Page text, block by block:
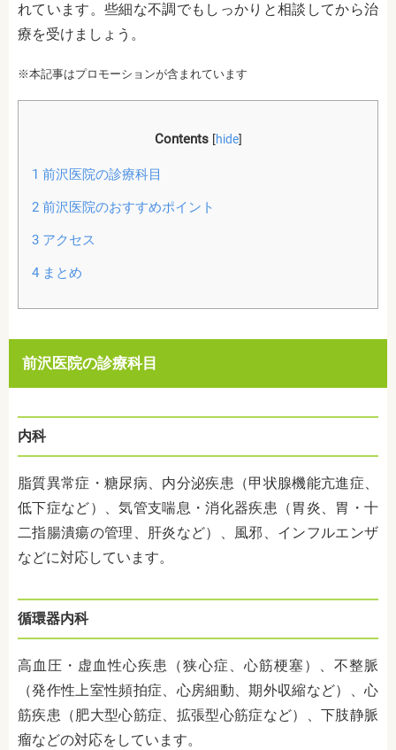
れています。些細な不調でもしっかりと相談してから治
療を受けましょう。
※本記事はプロモーションが含まれています
Contents [hide]
1 前沢医院の診療科目
2前沢医院のおすすめポイント
3アクセス
4まとめ
前沢医院の診療科目
内科
脂質異常症・糖尿病、内分泌疾患（甲状腺機能亢進症、
低下症など）、気管支喘息・消化器疾患（胃炎、胃・十
二指腸潰瘍の管理、肝炎など）、風邪、インフルエンザ
などに対応しています。
循環器内科
高血圧・虚血性心疾患（狭心症、心筋梗塞）、不整脈
（発作性上室性頻拍症、心房細動、期外収縮など）、心
筋疾患（肥大型心筋症、拡張型心筋症など）、下肢静脈
瘤などの対応をしています。